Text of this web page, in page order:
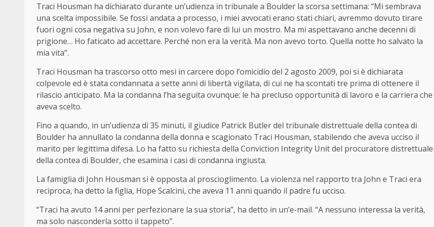
Traci Housman ha dichiarato durante un’udienza in tribunale a Boulder la scorsa settimana: “Mi sembrava
una scelta impossibile. Se fossi andata a processo, i miei avvocati erano stati chiari, avremmo dovuto tirare
fuori ogni cosa negativa su John, e non volevo fare di lui un mostro. Ma mi aspettavano anche decenni di
prigione… Ho faticato ad accettare. Perché non era la verità. Ma non avevo torto. Quella notte ho salvato la
mia vita”.
Traci Housman ha trascorso otto mesi in carcere dopo l’omicidio del 2 agosto 2009, poi si è dichiarata
colpevole ed è stata condannata a sette anni di libertà vigilata, di cui ne ha scontati tre prima di ottenere il
rilascio anticipato. Ma la condanna l’ha seguita ovunque: le ha precluso opportunità di lavoro e la carriera che
aveva scelto.
Fino a quando, in un’udienza di 35 minuti, il giudice Patrick Butler del tribunale distrettuale della contea di
Boulder ha annullato la condanna della donna e scagionato Traci Housman, stabilendo che aveva ucciso il
marito per legittima difesa. Lo ha fatto su richiesta della Conviction Integrity Unit del procuratore distrettuale
della contea di Boulder, che esamina i casi di condanna ingiusta.
La famiglia di John Housman si è opposta al proscioglimento. La violenza nel rapporto tra John e Traci era
reciproca, ha detto la figlia, Hope Scalcini, che aveva 11 anni quando il padre fu ucciso.
“Traci ha avuto 14 anni per perfezionare la sua storia”, ha detto in un’e-mail. “A nessuno interessa la verità,
ma solo nasconderla sotto il tappeto”.